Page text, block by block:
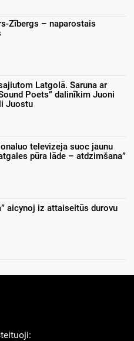
Zībergs – naparostais
Latgolā. Saruna ar
Poets” dalinīkim Juoni
Juostu
televizeja suoc jaunu
pūra lāde – atdzimšana”
aicynoj iz attaiseitūs durovu